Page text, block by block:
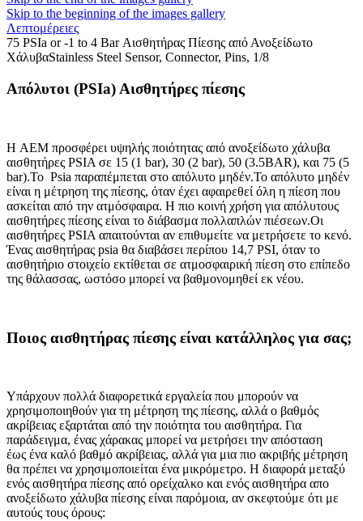
Skip to the beginning of the images gallery
Λεπτομέρειες
75 PSIa or -1 to 4 Bar Αισθητήρας Πίεσης από Ανοξείδωτο
ΧάλυβαStainless Steel Sensor, Connector, Pins, 1/8
Απόλυτοι (PSIa) Αισθητήρες πίεσης
Η AEM προσφέρει υψηλής ποιότητας από ανοξείδωτο χάλυβα
αισθητήρες PSIA σε 15 (1 bar), 30 (2 bar), 50 (3.5BAR), και 75 (5
bar).To Psia παραπέμπεται στο απόλυτο μηδέν.Το απόλυτο μηδέν
είναι η μέτρηση της πίεσης, όταν έχει αφαιρεθεί όλη η πίεση που
ασκείται από την ατμόσφαιρα. Η πιο κοινή χρήση για απόλυτους
αισθητήρες πίεσης είναι το διάβασμα πολλαπλών πιέσεων.Οι
αισθητήρες PSIA απαιτούνται αν επιθυμείτε να μετρήσετε το κενό.
Ένας αισθητήρας psia θα διαβάσει περίπου 14,7 PSI, όταν το
αισθητήριο στοιχείο εκτίθεται σε ατμοσφαιρική πίεση στο επίπεδο
της θάλασσας, ωστόσο μπορεί να βαθμονομηθεί εκ νέου.
Ποιος αισθητήρας πίεσης είναι κατάλληλος για σας;
Υπάρχουν πολλά διαφορετικά εργαλεία που μπορούν να
χρησιμοποιηθούν για τη μέτρηση της πίεσης, αλλά ο βαθμός
ακρίβειας εξαρτάται από την ποιότητα του αισθητήρα. Για
παράδειγμα, ένας χάρακας μπορεί να μετρήσει την απόσταση
έως ένα καλό βαθμό ακρίβειας, αλλά για μια πιο ακριβής μέτρηση
θα πρέπει να χρησιμοποιείται ένα μικρόμετρο. Η διαφορά μεταξύ
ενός αισθητήρα πίεσης από ορείχαλκο και ενός αισθητήρα απο
ανοξείδωτο χάλυβα πίεσης είναι παρόμοια, αν σκεφτούμε ότι με
αυτούς τους όρους: